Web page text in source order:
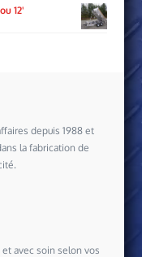
12'
depuis 1988 et
la fabrication de
avec soin selon vos